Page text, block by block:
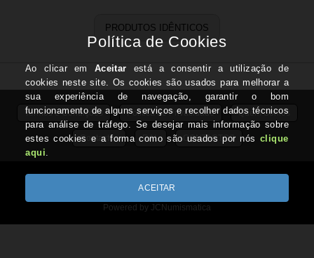
PRODUTOS IDÊNTICOS
Termos e Condições Politica de Privacidade Quem Somos
Contactos RAL CONTACTOS
Copyright © JCNUMISMATICA.com 2026
Powered by JCNumismatica